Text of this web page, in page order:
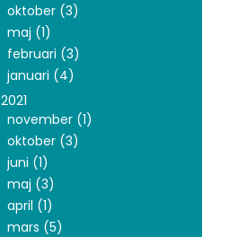
oktober (3)
maj (1)
februari (3)
januari (4)
2021
november (1)
oktober (3)
juni (1)
maj (3)
april (1)
mars (5)